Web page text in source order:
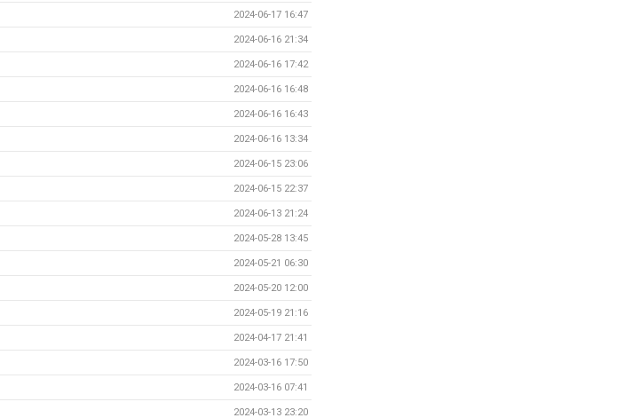
2024-06-17 16:47
2024-06-16 21:34
2024-06-16 17:42
2024-06-16 16:48
2024-06-16 16:43
2024-06-16 13:34
2024-06-15 23:06
2024-06-15 22:37
2024-06-13 21:24
2024-05-28 13:45
2024-05-21 06:30
2024-05-20 12:00
2024-05-19 21:16
2024-04-17 21:41
2024-03-16 17:50
2024-03-16 07:41
2024-03-13 23:20